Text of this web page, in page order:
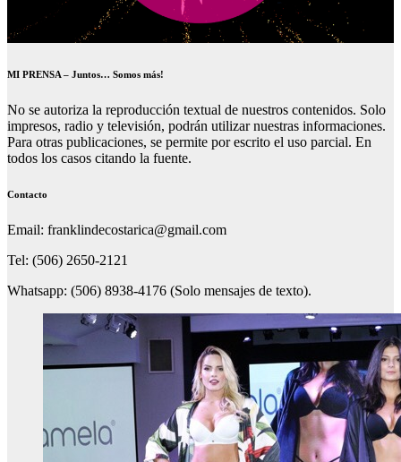
MI PRENSA – Juntos… Somos más!
No se autoriza la reproducción textual de nuestros contenidos. Solo
impresos, radio y televisión, podrán utilizar nuestras informaciones.
Para otras publicaciones, se permite por escrito el uso parcial. En
todos los casos citando la fuente.
Contacto
Email: franklindecostarica@gmail.com
Tel: (506) 2650-2121
Whatsapp: (506) 8938-4176 (Solo mensajes de texto).